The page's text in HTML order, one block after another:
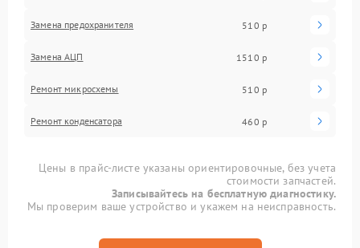
Замена предохранителя 510 р
Замена АЦП 1510 р
Ремонт микросхемы 510 р
Ремонт конденсатора 460 р
Цены в прайс-листе указаны ориентировочные, без учета
стоимости запчастей.
Записывайтесь на бесплатную диагностику.
Мы проверим ваше устройство и укажем на неисправность.